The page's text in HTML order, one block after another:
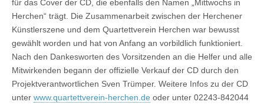
für das Cover der CD, die ebenfalls den Namen „Mittwochs in
Herchen“ trägt. Die Zusammenarbeit zwischen der Herchener
Künstlerszene und dem Quartettverein Herchen war bewusst
gewählt worden und hat von Anfang an vorbildlich funktioniert.
Nach den Dankesworten des Vorsitzenden an die Helfer und alle
Mitwirkenden begann der offizielle Verkauf der CD durch den
Projektverantwortlichen Sven Trümper. Weitere Infos zu der CD
unter www.quartettverein-herchen.de oder unter 02243-842044